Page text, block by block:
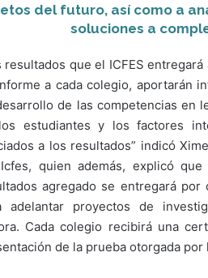
del futuro, así como a
soluciones a
resultados que el ICFES
a cada colegio, aportarán
de las competencias en
estudiantes y los factores
a los resultados” indicó
quien además, explicó
agregado se entregará por
adelantar proyectos de
Cada colegio recibirá una
de la prueba otorgada por